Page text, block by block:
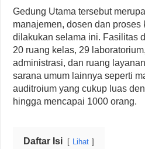
Gedung Utama tersebut
manajemen, dosen dan proses
dilakukan selama ini. Fasilitas
20 ruang kelas, 29
administrasi, dan ruang
sarana umum lainnya seperti
auditroium yang cukup luas
hingga mencapai 1000 orang.
Daftar Isi Lihat